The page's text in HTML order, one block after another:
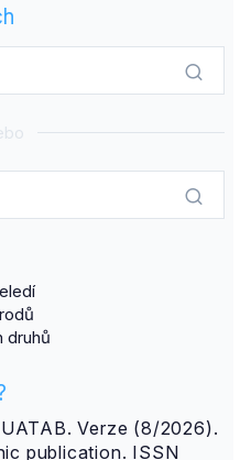
druhů
Verze (8/2026).
publication. ISSN